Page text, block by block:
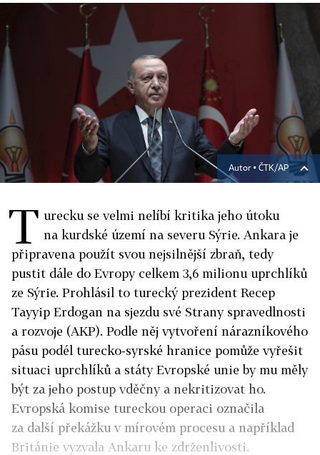
Autor ▪ ČTK/AP
T urecku se velmi nelíbí kritika jeho útoku
na kurdské území na severu Sýrie. Ankara je
připravena použít svou nejsilnější zbraň, tedy
pustit dále do Evropy celkem 3,6 milionu uprchlíků
ze Sýrie. Prohlásil to turecký prezident Recep
Tayyip Erdogan na sjezdu své Strany spravedlnosti
a rozvoje (AKP). Podle něj vytvoření nárazníkového
pásu podél turecko­-syrské hranice pomůže vyřešit
situaci uprchlíků a státy Evropské unie by mu měly
být za jeho postup vděčny a nekritizovat ho.
Evropská komise tureckou operaci označila
za další překážku v mírovém procesu a například
Británie vyzvala Ankaru ke zdrženlivosti.